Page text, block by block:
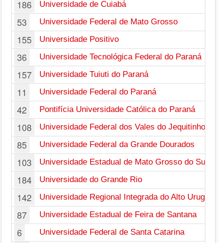
186 Universidade de Cuiabá
53 Universidade Federal de Mato Grosso
155 Universidade Positivo
36 Universidade Tecnológica Federal do Paraná
157 Universidade Tuiuti do Paraná
11 Universidade Federal do Paraná
42 Pontifícia Universidade Católica do Paraná
108 Universidade Federal dos Vales do
85 Universidade Federal da Grande Dourados
103 Universidade Estadual de Mato Grosso do Sul
184 Universidade do Grande Rio
142 Universidade Regional Integrada do Alto
87 Universidade Estadual de Feira de Santana
6 Universidade Federal de Santa Catarina